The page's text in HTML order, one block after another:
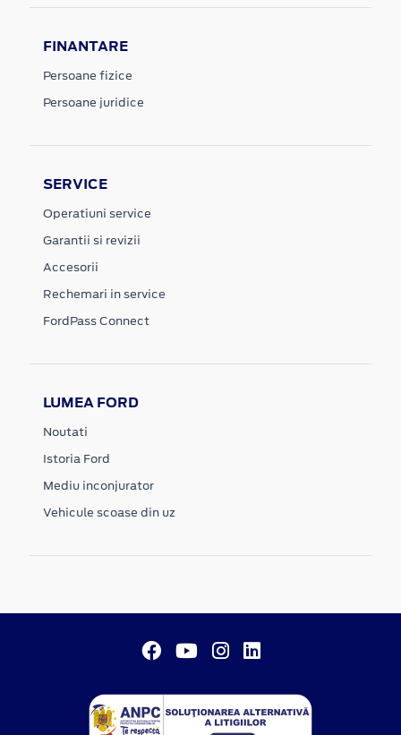
FINANTARE
Persoane fizice
Persoane juridice
SERVICE
Operatiuni service
Garantii si revizii
Accesorii
Rechemari in service
FordPass Connect
LUMEA FORD
Noutati
Istoria Ford
Mediu inconjurator
Vehicule scoase din uz